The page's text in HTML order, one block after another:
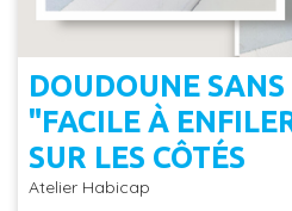
DOUDOUNE
"FACILE À
SUR LES CÔTÉS
Atelier Habicap